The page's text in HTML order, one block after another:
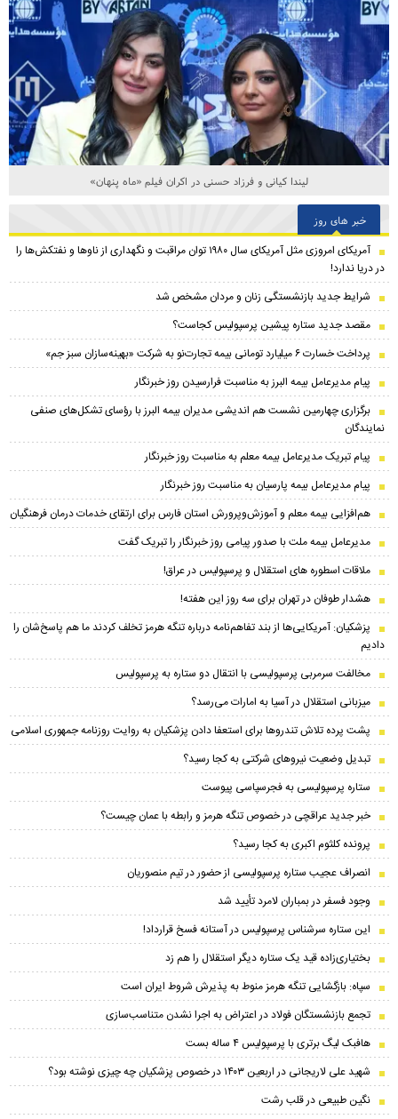
لیندا کیانی و فرزاد حسنی در اکران فیلم «ماه پنهان»
خبر های روز
آمریکای امروزی مثل آمریکای سال ۱۹۸۰ توان مراقبت و نگهداری از ناو‌ها و نفتکش‌ها را
در دریا ندارد!
شرایط جدید بازنشستگی زنان و مردان مشخص شد
مقصد جدید ستاره پیشین پرسپولیس کجاست؟
پرداخت خسارت ۶ میلیارد تومانی بیمه تجارت‌نو به شرکت «بهینه‌سازان سبز جم»
پیام مدیرعامل بیمه البرز به مناسبت فرارسیدن روز خبرنگار
برگزاری چهارمین نشست هم اندیشی مدیران بیمه البرز با رؤسای تشکل‌های صنفی
نمایندگان
پیام تبریک مدیرعامل بیمه معلم به مناسبت روز خبرنگار
پیام مدیرعامل بیمه پارسیان به مناسبت روز خبرنگار
هم‌افزایی بیمه معلم و آموزش‌وپرورش استان فارس برای ارتقای خدمات درمان فرهنگیان
مدیرعامل بیمه ملت با صدور پیامی روز خبرنگار را تبریک گفت
ملاقات اسطوره های استقلال و پرسپولیس در عراق!
هشدار طوفان در تهران برای سه روز این هفته!
پزشکیان: آمریکایی‌ها از بند تفاهم‌نامه درباره تنگه هرمز تخلف کردند ما هم پاسخ‌شان را
دادیم
مخالفت سرمربی پرسپولیسی با انتقال دو ستاره به پرسپولیس
میزبانی استقلال در آسیا به امارات می‌رسد؟
پشت پرده تلاش تندرو‌ها برای استعفا دادن پزشکیان به روایت روزنامه جمهوری اسلامی
تبدیل وضعیت نیروهای شرکتی به کجا رسید؟
ستاره پرسپولیسی به فجرسپاسی پیوست
خبر جدید عراقچی در خصوص تنگه هرمز و رابطه با عمان چیست؟
پرونده کلثوم اکبری به کجا رسید؟
انصراف عجیب ستاره پرسپولیسی از حضور در تیم منصوریان
وجود فسفر در بمباران لامرد تأیید شد
این ستاره سرشناس پرسپولیس در آستانه فسخ قرارداد!
بختیاری‌زاده قید یک ستاره دیگر استقلال را هم زد
سپاه: بازگشایی تنگه هرمز منوط به پذیرش شروط ایران است
تجمع بازنشستگان فولاد در اعتراض به اجرا نشدن متناسب‌سازی
هافبک لیگ برتری با پرسپولیس ۴ ساله بست
شهید علی لاریجانی در اربعین ۱۴۰۳ در خصوص پزشکیان چه چیزی نوشته بود؟
نگین طبیعی در قلب رشت